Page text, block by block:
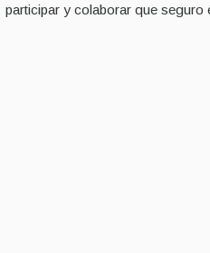
participar y colaborar que